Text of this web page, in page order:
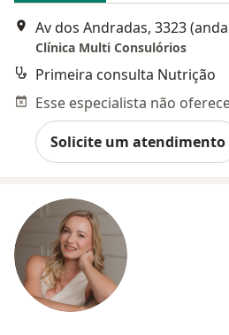
Clínica Multi Consulórios
Primeira consulta Nutrição
Solicite um atendimento